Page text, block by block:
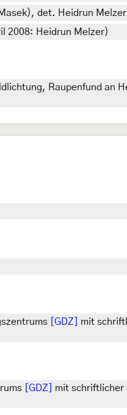
det. Heidrun Melzer
2008: Heidrun Melzer)
Raupenfund an
[GDZ]
mit
[GDZ]
mit schriftlicher